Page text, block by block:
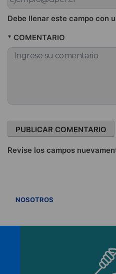
Debe llenar este campo con
* COMENTARIO
Revise los campos
NOSOTROS